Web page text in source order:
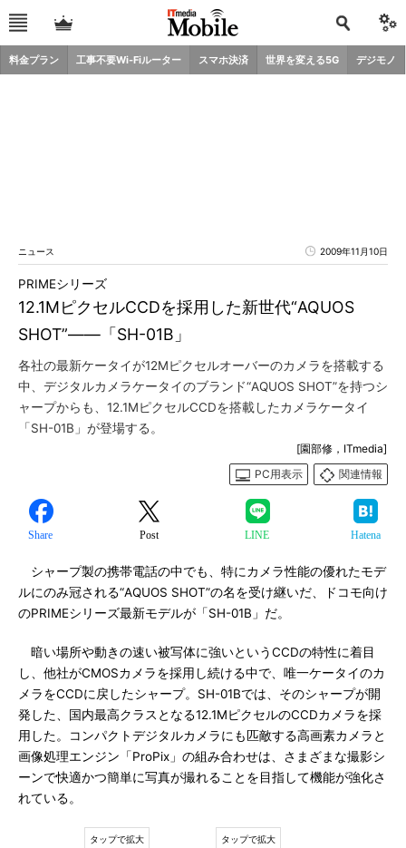
料金プラン 工事不要Wi-Fiルーター スマホ決済 世界を変える5G デジモノ
ニュース 2009年11月10日
12.1MピクセルCCDを採用した新世代“AQUOS
SHOT”――「SH-01B」
PRIMEシリーズ
各社の最新ケータイが12Mピクセルオーバーのカメラを搭載する
中、デジタルカメラケータイのブランド“AQUOS SHOT”を持つシ
ャープからも、12.1MピクセルCCDを搭載したカメラケータイ
「SH-01B」が登場する。
[園部修，ITmedia]
PC用表示
関連情報
Share Post LINE Hatena
シャープ製の携帯電話の中でも、特にカメラ性能の優れたモデ
ルにのみ冠される“AQUOS SHOT”の名を受け継いだ、ドコモ向け
のPRIMEシリーズ最新モデルが「SH-01B」だ。
暗い場所や動きの速い被写体に強いというCCDの特性に着目
し、他社がCMOSカメラを採用し続ける中で、唯一ケータイのカ
メラをCCDに戻したシャープ。SH-01Bでは、そのシャープが開
発した、国内最高クラスとなる12.1MピクセルのCCDカメラを採
用した。コンパクトデジタルカメラにも匹敵する高画素カメラと
画像処理エンジン「ProPix」の組み合わせは、さまざまな撮影シ
ーンで快適かつ簡単に写真が撮れることを目指して機能が強化さ
れている。